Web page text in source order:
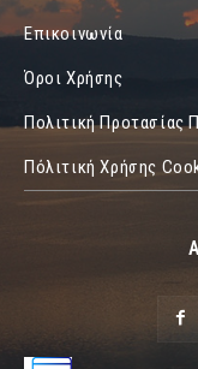
Επικοινωνία
Όροι Χρήσης
Πολιτική
Πόλιτική Χρήσης